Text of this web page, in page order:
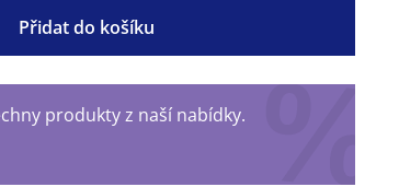
Přidat do košíku
produkty z naší nabídky.